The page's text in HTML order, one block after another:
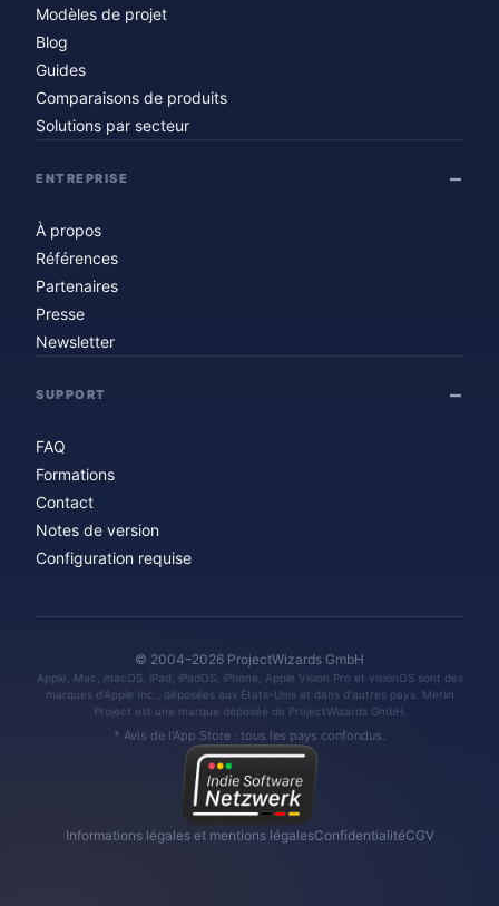
Modèles de projet
Blog
Guides
Comparaisons de produits
Solutions par secteur
ENTREPRISE
À propos
Références
Partenaires
Presse
Newsletter
SUPPORT
FAQ
Formations
Contact
Notes de version
Configuration requise
© 2004–2026 ProjectWizards GmbH
Apple, Mac, macOS, iPad, iPadOS, iPhone, Apple Vision Pro et visionOS sont des
marques d'Apple Inc., déposées aux États-Unis et dans d'autres pays. Merlin
Project est une marque déposée de ProjectWizards GmbH.
* Avis de l'App Store : tous les pays confondus.
Informations légales et mentions légalesConfidentialitéCGV